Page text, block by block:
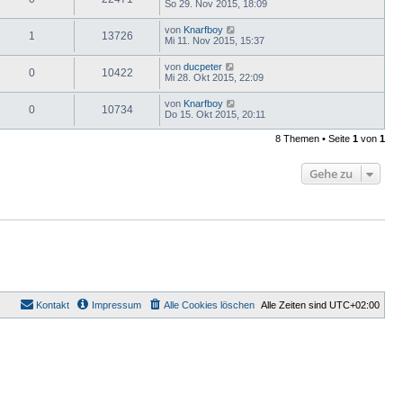
So 29. Nov 2015, 18:09
1 13726 von Knarfboy
Mi 11. Nov 2015, 15:37
0 10422 von ducpeter
Mi 28. Okt 2015, 22:09
0 10734 von Knarfboy
Do 15. Okt 2015, 20:11
8 Themen • Seite 1 von 1
Gehe zu
Alle Zeiten sind UTC+02:00
Alle Cookies löschen
Impressum
Kontakt